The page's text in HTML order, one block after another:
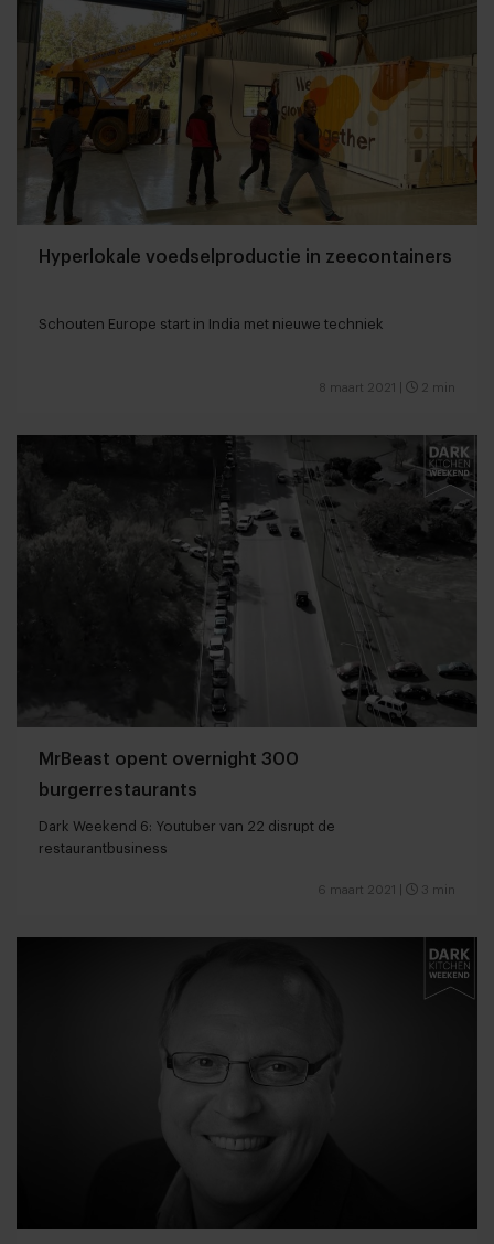
Hyperlokale voedselproductie in zeecontainers
Schouten Europe start in India met nieuwe techniek
8 maart 2021 2 min
MrBeast opent overnight 300
burgerrestaurants
Dark Weekend 6: Youtuber van 22 disrupt de
restaurantbusiness
6 maart 2021 3 min